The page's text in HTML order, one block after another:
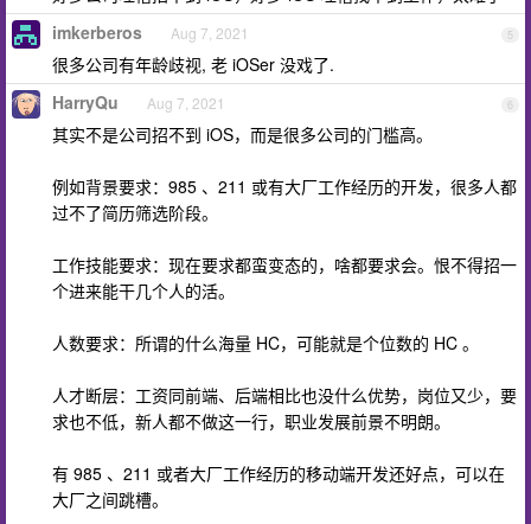
5
imkerberos Aug 7, 2021
很多公司有年龄歧视, 老 iOSer 没戏了.
6
HarryQu Aug 7, 2021
其实不是公司招不到 iOS，而是很多公司的门槛高。
例如背景要求：985 、211 或有大厂工作经历的开发，很多人都
过不了简历筛选阶段。
工作技能要求：现在要求都蛮变态的，啥都要求会。恨不得招一
个进来能干几个人的活。
人数要求：所谓的什么海量 HC，可能就是个位数的 HC 。
人才断层：工资同前端、后端相比也没什么优势，岗位又少，要
求也不低，新人都不做这一行，职业发展前景不明朗。
有 985 、211 或者大厂工作经历的移动端开发还好点，可以在
大厂之间跳槽。